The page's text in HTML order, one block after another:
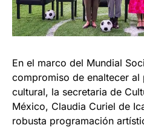
En el marco del Mundial
compromiso de enaltecer al
cultural, la secretaria de
México, Claudia Curiel de
robusta programación